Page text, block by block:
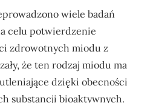
wiele badań
celu potwierdzenie
zdrowotnych miodu z
że ten rodzaj miodu ma
dzięki obecności
substancji bioaktywnych.